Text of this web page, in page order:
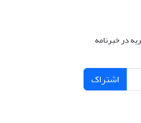
در خبرنامه
اشتراک